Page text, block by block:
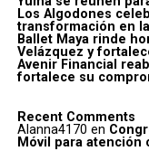
Los Algodones
transformación en
Ballet Maya rinde
Velázquez y
Avenir Financial
fortalece su
Recent Comments
Alanna4170 en
Móvil para atención